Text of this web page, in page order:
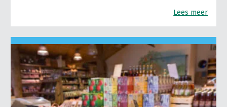
Lees meer